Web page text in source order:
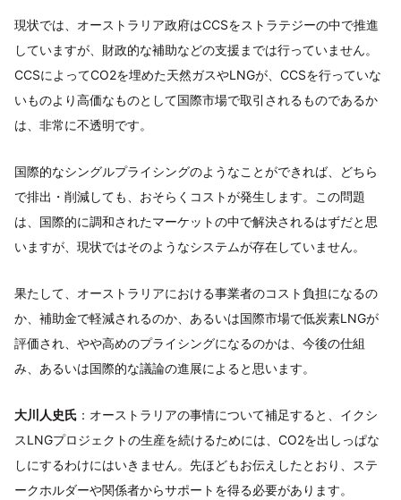
現状では、オーストラリア政府はCCSをストラテジーの中で推進
していますが、財政的な補助などの支援までは行っていません。
CCSによってCO2を埋めた天然ガスやLNGが、CCSを行っていな
いものより高価なものとして国際市場で取引されるものであるか
は、非常に不透明です。
国際的なシングルプライシングのようなことができれば、どちら
で排出・削減しても、おそらくコストが発生します。この問題
は、国際的に調和されたマーケットの中で解決されるはずだと思
いますが、現状ではそのようなシステムが存在していません。
果たして、オーストラリアにおける事業者のコスト負担になるの
か、補助金で軽減されるのか、あるいは国際市場で低炭素LNGが
評価され、やや高めのプライシングになるのかは、今後の仕組
み、あるいは国際的な議論の進展によると思います。
大川人史氏 ：オーストラリアの事情について補足すると、イクシ
スLNGプロジェクトの生産を続けるためには、CO2を出しっぱな
しにするわけにはいきません。先ほどもお伝えしたとおり、ステ
ークホルダーや関係者からサポートを得る必要があります。